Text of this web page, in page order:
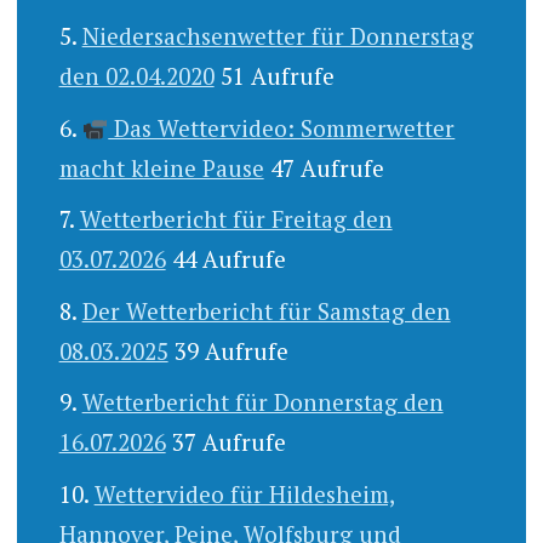
Niedersachsenwetter für Donnerstag
den 02.04.2020 51 Aufrufe
Das Wettervideo: Sommerwetter
macht kleine Pause 47 Aufrufe
Wetterbericht für Freitag den
03.07.2026 44 Aufrufe
Der Wetterbericht für Samstag den
08.03.2025 39 Aufrufe
Wetterbericht für Donnerstag den
16.07.2026 37 Aufrufe
Wettervideo für Hildesheim,
Hannover, Peine, Wolfsburg und